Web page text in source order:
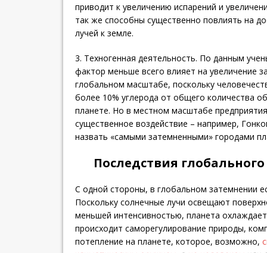
приводит к увеличению испарений и
так же способны существенно повлиять на
лучей к земле.
3. Техногенная деятельность. По данным
фактор меньше всего влияет на увеличение
глобальном масштабе, поскольку
более 10% углерода от общего количества
планете. Но в местном масштабе
существенное воздействие – например,
назвать «самыми затемненными» городами
Последствия
С одной стороны, в глобальном затемнении
Поскольку солнечные лучи освещают
меньшей интенсивностью, планета
происходит саморегулирование природы,
потепление на планете, которое, возможно,